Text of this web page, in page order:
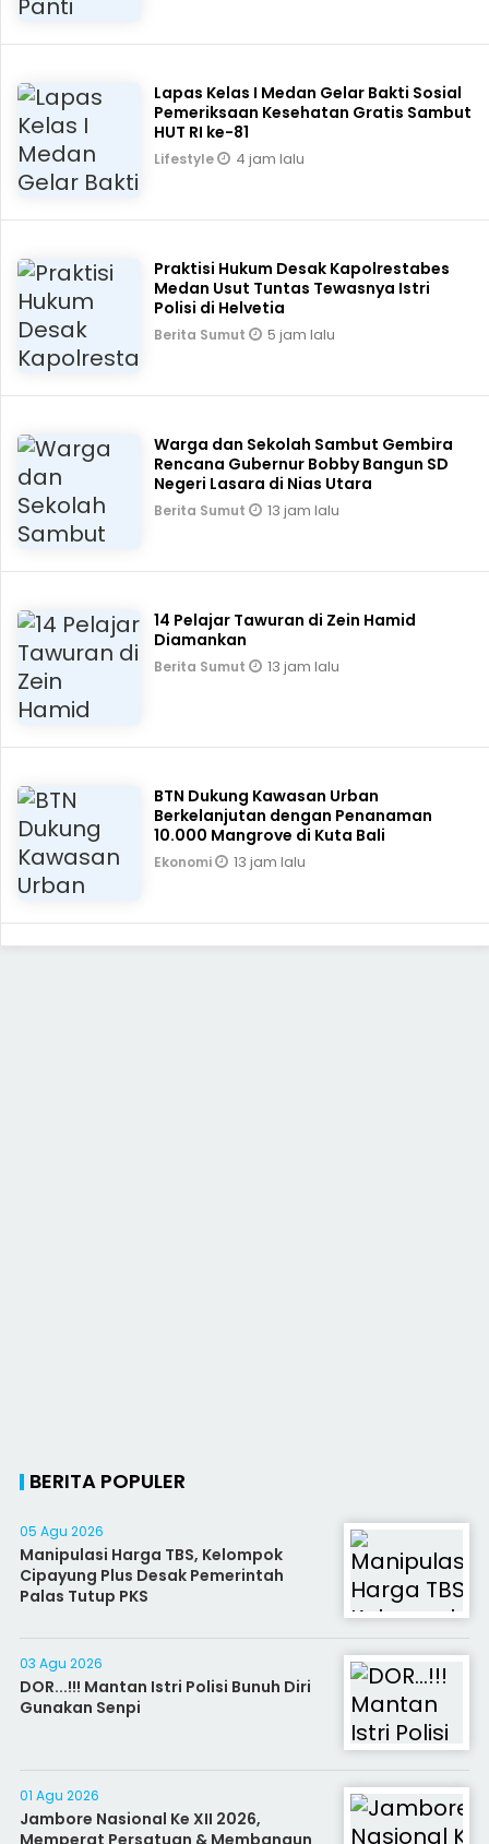
Lapas Kelas I Medan Gelar Bakti Sosial
Pemeriksaan Kesehatan Gratis Sambut
HUT RI ke-81
Lifestyle 4 jam lalu
Praktisi Hukum Desak Kapolrestabes
Medan Usut Tuntas Tewasnya Istri
Polisi di Helvetia
Berita Sumut 5 jam lalu
Warga dan Sekolah Sambut Gembira
Rencana Gubernur Bobby Bangun SD
Negeri Lasara di Nias Utara
Berita Sumut 13 jam lalu
14 Pelajar Tawuran di Zein Hamid
Diamankan
Berita Sumut 13 jam lalu
BTN Dukung Kawasan Urban
Berkelanjutan dengan Penanaman
10.000 Mangrove di Kuta Bali
Ekonomi 13 jam lalu
BERITA POPULER
05 Agu 2026
Manipulasi Harga TBS, Kelompok
Cipayung Plus Desak Pemerintah
Palas Tutup PKS
03 Agu 2026
DOR...!!! Mantan Istri Polisi Bunuh Diri
Gunakan Senpi
01 Agu 2026
Jambore Nasional Ke XII 2026,
Memperat Persatuan & Membangun